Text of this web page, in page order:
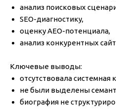
анализ поисковых
SEO-диагностику,
оценку AEO-потенциала,
анализ конкурентных
Ключевые выводы:
отсутствовала системная
не были выделены
биография не